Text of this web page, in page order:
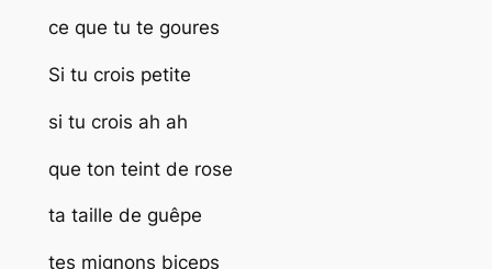
ce que tu te goures
Si tu crois petite
si tu crois ah ah
que ton teint de rose
ta taille de guêpe
tes mignons biceps